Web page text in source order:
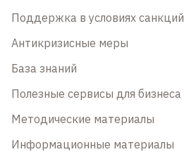
Поддержка в условиях санкций
Антикризисные меры
База знаний
Полезные сервисы для бизнеса
Методические материалы
Информационные материалы